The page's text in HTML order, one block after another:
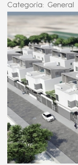
Categoría: General